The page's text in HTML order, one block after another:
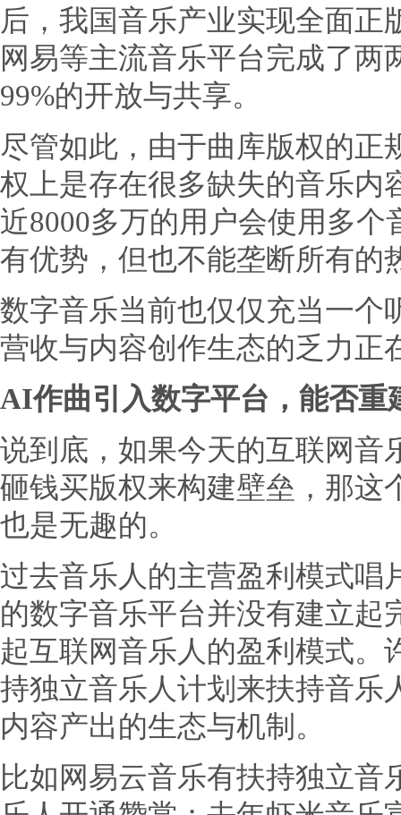
后，我国音乐产业实现全面正
网易等主流音乐平台完成了
99%的开放与共享。
尽管如此，由于曲库版权的正
权上是存在很多缺失的音乐内
近8000多万的用户会使用多个
有优势，但也不能垄断所有的
数字音乐当前也仅仅充当一个
营收与内容创作生态的乏力正
AI作曲引入数字平台，能否重
说到底，如果今天的互联网音
砸钱买版权来构建壁垒，那这
也是无趣的。
过去音乐人的主营盈利模式唱
的数字音乐平台并没有建立起
起互联网音乐人的盈利模式。
持独立音乐人计划来扶持音乐
内容产出的生态与机制。
比如网易云音乐有扶持独立